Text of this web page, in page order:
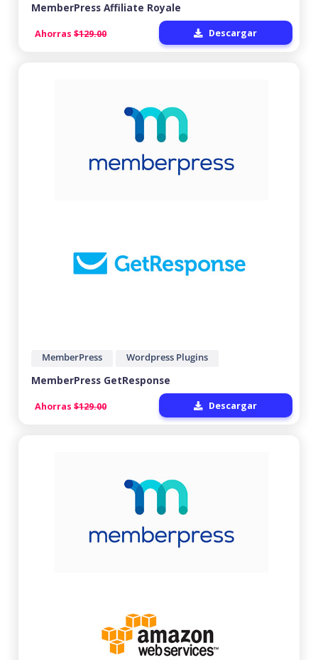
MemberPress Affiliate Royale
Ahorras$129.00 Descargar
MemberPress Wordpress Plugins
MemberPress GetResponse
Ahorras$129.00 Descargar